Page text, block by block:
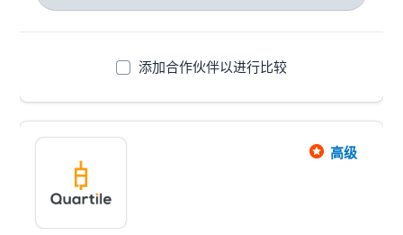
牌的全球化进程。
添加合作伙伴以进行比较
高级